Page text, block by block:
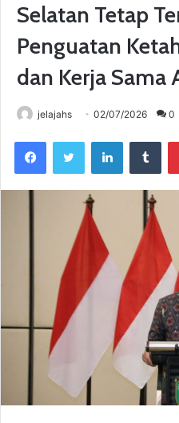
Selatan Tetap
Penguatan
dan Kerja Sama
jelajahs 02/07/2026 0